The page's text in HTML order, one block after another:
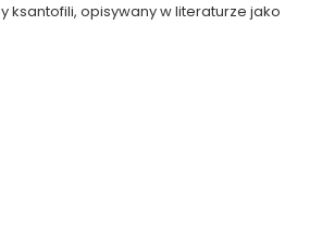
ksantofili, opisywany w literaturze jako